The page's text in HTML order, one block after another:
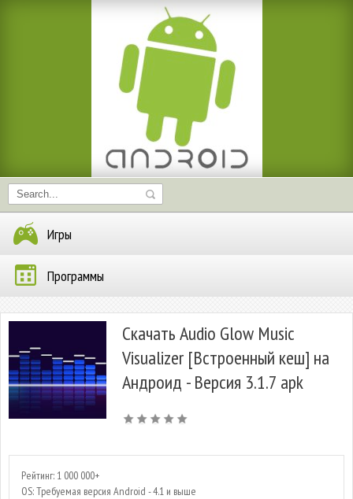
Игры
Программы
Скачать Audio Glow Music
Visualizer [Встроенный кеш] на
Андроид - Версия 3.1.7 apk
Рейтинг: 1 000 000+
OS: Требуемая версия Android - 4.1 и выше